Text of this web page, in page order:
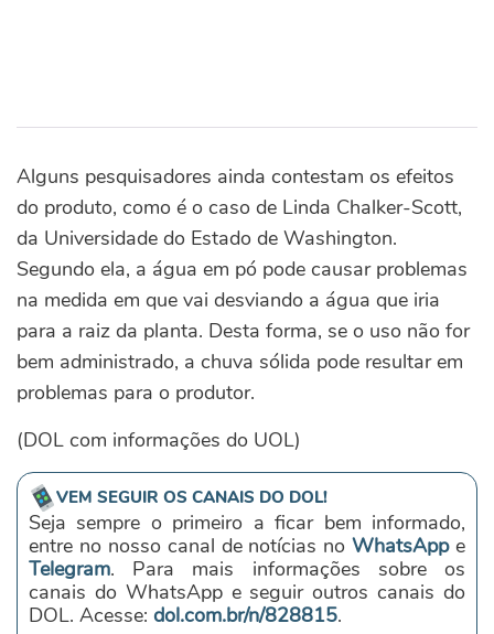
Alguns pesquisadores ainda contestam os efeitos
do produto, como é o caso de Linda Chalker-Scott,
da Universidade do Estado de Washington.
Segundo ela, a água em pó pode causar problemas
na medida em que vai desviando a água que iria
para a raiz da planta. Desta forma, se o uso não for
bem administrado, a chuva sólida pode resultar em
problemas para o produtor.
(DOL com informações do UOL)
VEM SEGUIR OS CANAIS DO DOL!
Seja sempre o primeiro a ficar bem informado,
entre no nosso canal de notícias noWhatsAppe
Telegram. Para mais informações sobre os
canais do WhatsApp e seguir outros canais do
DOL. Acesse: dol.com.br/n/828815.